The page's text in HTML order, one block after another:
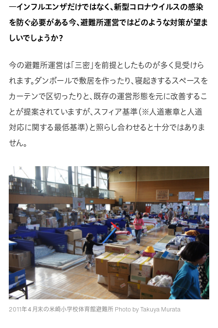
―インフルエンザだけではなく、新型コロナウイルスの感染
を防ぐ必要がある今、避難所運営ではどのような対策が望ま
しいでしょうか？
今の避難所運営は「三密」を前提としたものが多く見受けら
れます。ダンボールで敷居を作ったり、寝起きするスペースを
カーテンで区切ったりと、既存の運営形態を元に改善するこ
とが提案されていますが、スフィア基準（※人道憲章と人道
対応に関する最低基準）と照らし合わせると十分ではありま
せん。
2011年４月末の米崎小学校体育館避難所 Photo by Takuya Murata